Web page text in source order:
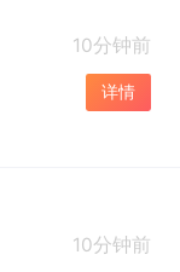
10分钟前
详情
10分钟前